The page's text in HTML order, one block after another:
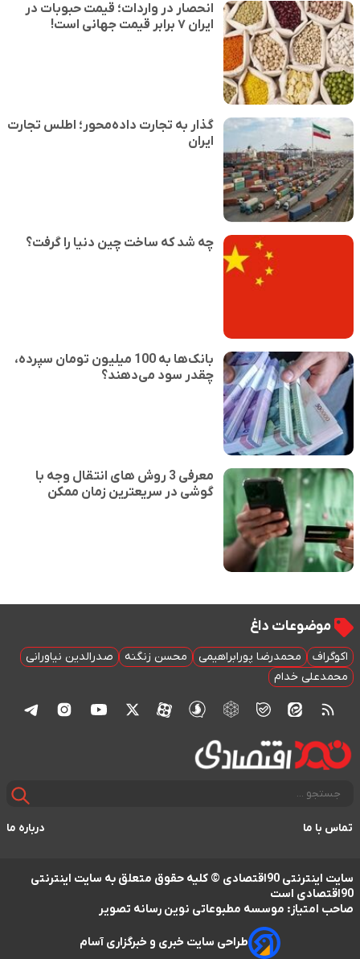
انحصار در واردات؛ قیمت حبوبات در
ایران ۷ برابر قیمت جهانی است!
گذار به تجارت داده‌محور؛ اطلس تجارت
ایران
چه شد که ساخت چین دنیا را گرفت؟
بانک‌ها به 100 میلیون تومان سپرده،
چقدر سود می‌دهند؟
معرفی 3 روش های انتقال وجه با
گوشی در سریعترین زمان ممکن
موضوعات داغ
اکوگراف محمدرضا پورابراهیمی محسن زنگنه
صدرالدین نیاورانی
محمدعلی خدام
تماس با ما درباره ما
سایت اینترنتی 90اقتصادی © کلیه حقوق متعلق به سایت اینترنتی
90اقتصادی است
صاحب امتیاز: موسسه مطبوعاتی نوین رسانه تصویر
طراحی سایت خبری و خبرگزاری آسام